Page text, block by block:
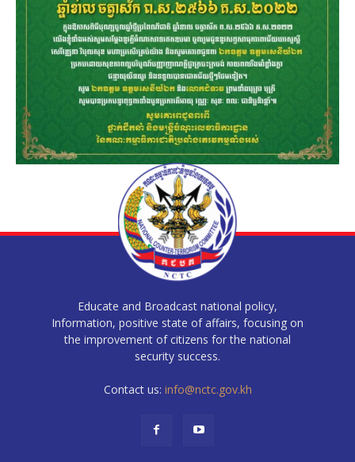
Educate and Broadcast national policy,
Information, positive state of affairs, focusing on
the improvement of citizens for the national
security success.
Contact us: info@nctc.gov.kh